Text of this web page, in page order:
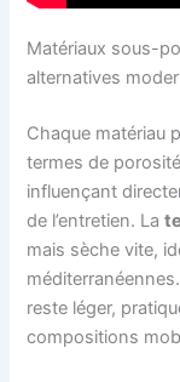
Matériaux sous-
alternatives
Chaque matériau
termes de
influençant
de l’entretien. La
mais sèche vite,
reste léger,
compositions